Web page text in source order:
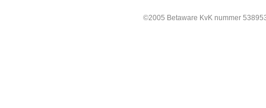
©2005 Betaware KvK nummer